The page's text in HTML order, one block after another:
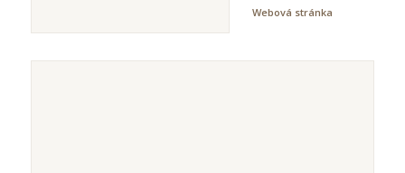
Webová stránka